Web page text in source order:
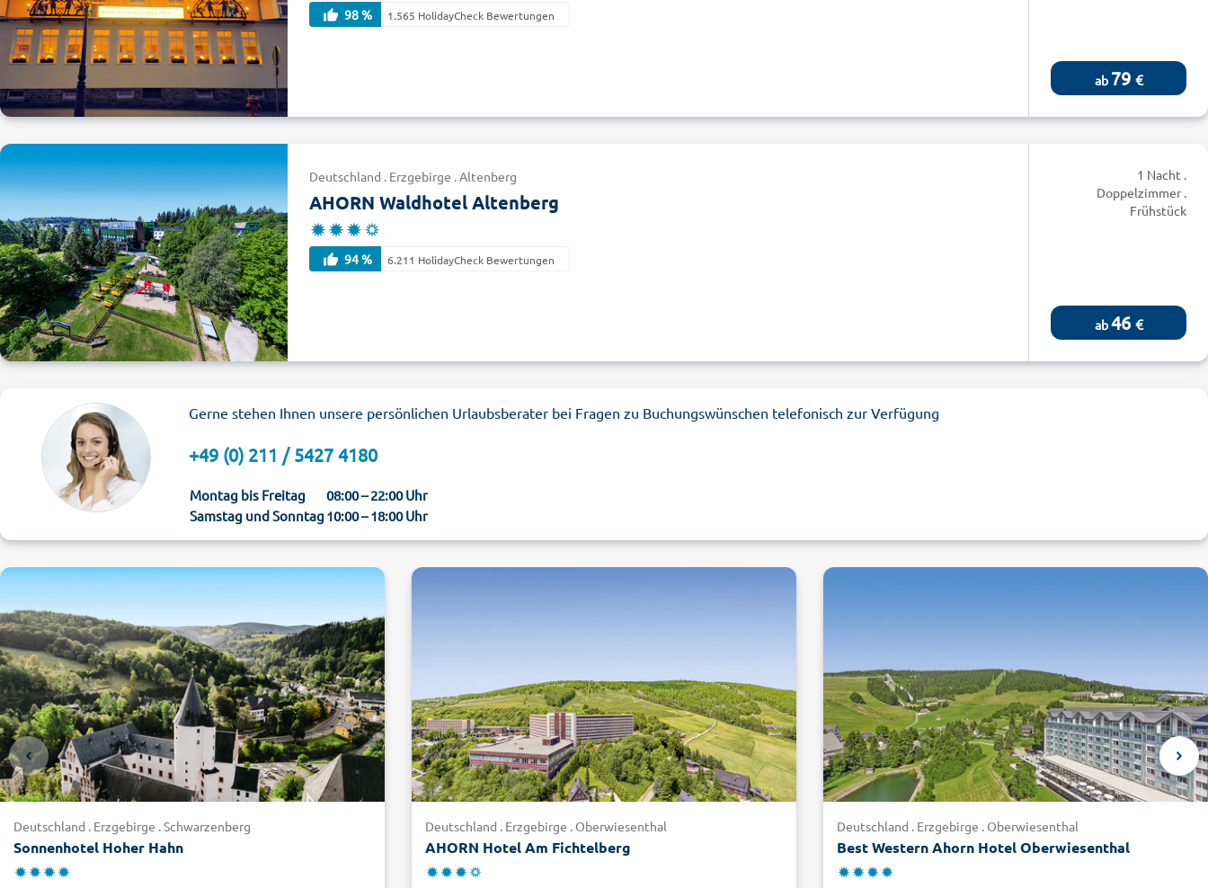
98 % 1.565 HolidayCheck Bewertungen
ab 79 €
Deutschland . Erzgebirge . Altenberg
AHORN Waldhotel Altenberg
94 % 6.211 HolidayCheck Bewertungen
1 Nacht .
Doppelzimmer .
Frühstück
ab46 €
Gerne stehen Ihnen unsere persönlichen Urlaubsberater bei Fragen zu Buchungswünschen telefonisch zur Verfügung
+49 (0) 211 / 5427 4180
Montag bis Freitag
08:00 – 22:00 Uhr
Samstag und Sonntag10:00 – 18:00 Uhr
Deutschland . Erzgebirge . Schwarzenberg
Sonnenhotel Hoher Hahn
Deutschland . Erzgebirge . Oberwiesenthal
AHORN Hotel Am Fichtelberg
Deutschland . Erzgebirge . Oberwiesenthal
Best Western Ahorn Hotel Oberwiesenthal